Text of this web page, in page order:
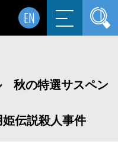
EN
秋の特選サスペン
伝説殺人事件